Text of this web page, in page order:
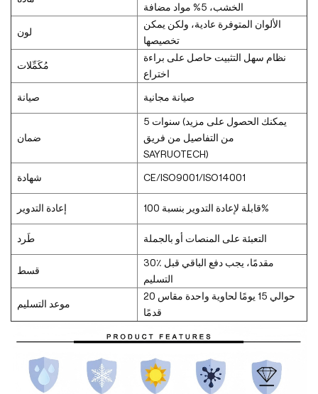
الخشب، 5% مواد مضافة
لون
الألوان المتوفرة عادية، ولكن يمكن
تخصيصها
مُكَمِّلات
نظام سهل التثبيت حاصل على براءة
اختراع
صيانة صيانة مجانية
ضمان
5 سنوات (يمكنك الحصول على مزيد
من التفاصيل من فريق
SAYRUOTECH)
شهادة CE/ISO9001/ISO14001
إعادة التدوير قابلة لإعادة التدوير بنسبة 100%
طَرد التعبئة على المنصات أو بالجملة
قسط
30٪ مقدمًا، يجب دفع الباقي قبل
التسليم
موعد التسليم
حوالي 15 يومًا لحاوية واحدة مقاس 20
قدمًا